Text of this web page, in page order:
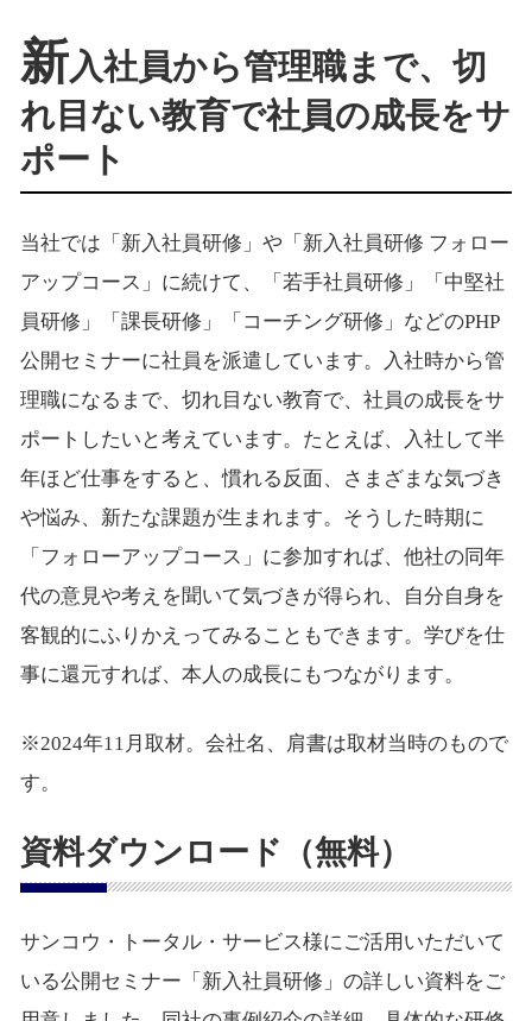
新入社員から管理職まで、切
れ目ない教育で社員の成長をサ
ポート
当社では「新入社員研修」や「新入社員研修 フォロー
アップコース」に続けて、「若手社員研修」「中堅社
員研修」「課長研修」「コーチング研修」などのPHP
公開セミナーに社員を派遣しています。入社時から管
理職になるまで、切れ目ない教育で、社員の成長をサ
ポートしたいと考えています。たとえば、入社して半
年ほど仕事をすると、慣れる反面、さまざまな気づき
や悩み、新たな課題が生まれます。そうした時期に
「フォローアップコース」に参加すれば、他社の同年
代の意見や考えを聞いて気づきが得られ、自分自身を
客観的にふりかえってみることもできます。学びを仕
事に還元すれば、本人の成長にもつながります。
※2024年11月取材。会社名、肩書は取材当時のもので
す。
資料ダウンロード（無料）
サンコウ・トータル・サービス様にご活用いただいて
いる公開セミナー「新入社員研修」の詳しい資料をご